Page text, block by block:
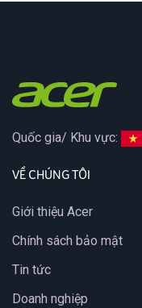
Quốc gia/ Khu vực:
VỀ CHÚNG TÔI
Giới thiệu Acer
Chính sách bảo mật
Tin tức
Doanh nghiệp